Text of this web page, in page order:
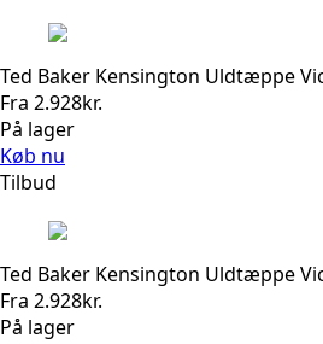
Ted Baker Kensington Uldtæppe
Fra 2.928kr.
På lager
Køb nu
Tilbud
Ted Baker Kensington Uldtæppe
Fra 2.928kr.
På lager